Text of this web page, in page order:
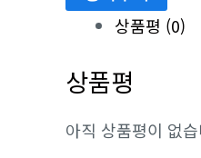
수
상품평 (0)
상품평
아직 상품평이 없